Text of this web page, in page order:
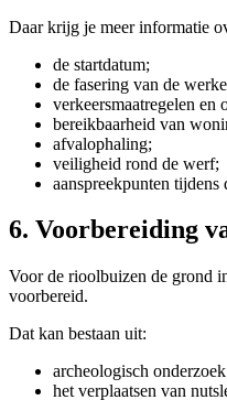
Daar krijg je meer informatie
de startdatum;
de fasering van de
verkeersmaatregelen en
bereikbaarheid van
afvalophaling;
veiligheid rond de werf;
aanspreekpunten tijdens
6. Voorbereiding
Voor de rioolbuizen de grond
voorbereid.
Dat kan bestaan uit:
archeologisch
het verplaatsen van